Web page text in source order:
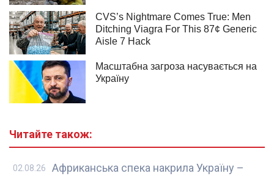
Читайте також:
Африканська спека накрила Україну –
02.08.26